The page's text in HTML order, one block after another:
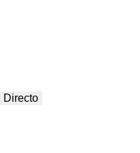
Directo